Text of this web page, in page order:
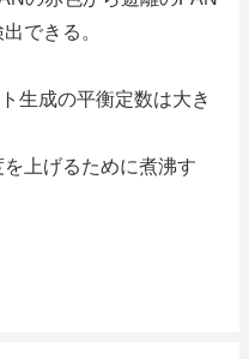
できる。
生成の平衡定数は大き
上げるために煮沸す